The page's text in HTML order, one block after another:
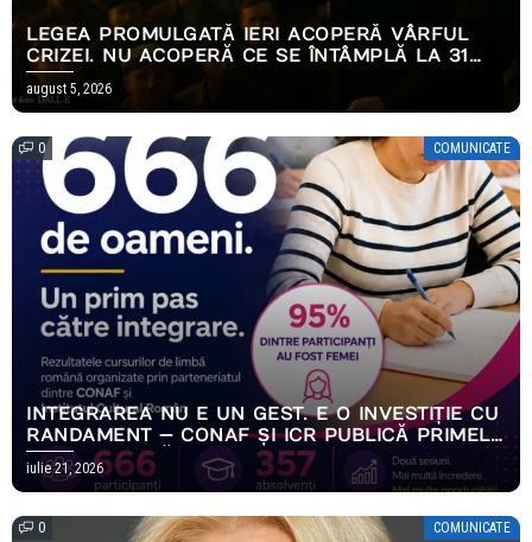
LEGEA PROMULGATĂ IERI ACOPERĂ VÂRFUL
CRIZEI. NU ACOPERĂ CE SE ÎNTÂMPLĂ LA 31
DECEMBRIE.
august 5, 2026
0 COMUNICATE
INTEGRAREA NU E UN GEST. E O INVESTIȚIE CU
RANDAMENT — CONAF ȘI ICR PUBLICĂ PRIMELE
REZULTATE MĂSURABILE ALE PROGRAMULUI
EMPOWERING HOPE
iulie 21, 2026
0 COMUNICATE